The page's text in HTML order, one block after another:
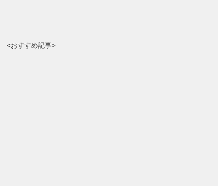
<おすすめ記事>